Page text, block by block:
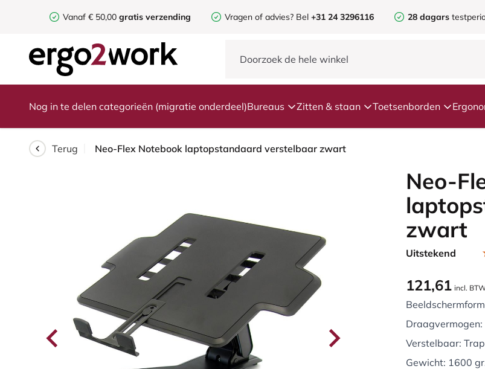
Vanaf € 50,00 gratis verzending Vragen of advies? Bel +31 24 3296116 28 dagars
Nog in te delen categorieën (migratie onderdeel)Bureaus Zitten & staan Toetsenborden
Terug Neo-Flex Notebook laptopstandaard verstelbaar zwart
Neo-
zwart
Uitstekend
121,61 incl.
Verstelbaar:
Gewicht: 1600